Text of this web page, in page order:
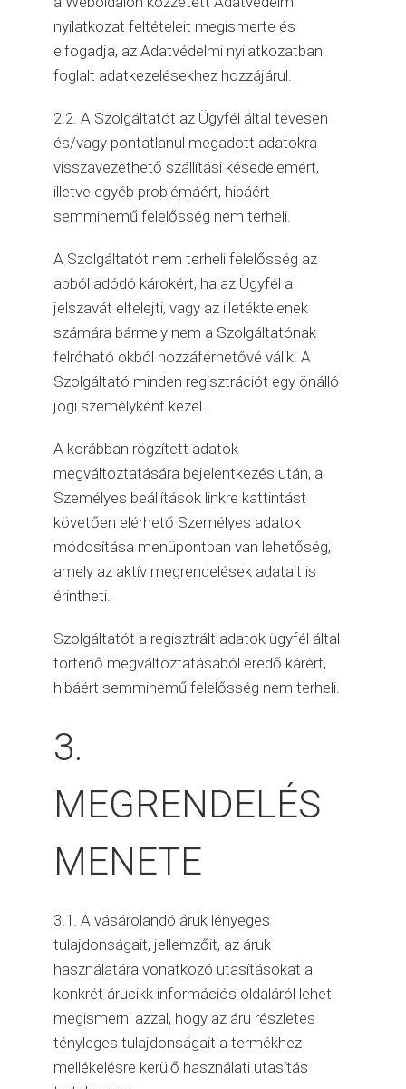
nyilatkozat feltételeit megismerte és
elfogadja, az Adatvédelmi nyilatkozatban
foglalt adatkezelésekhez hozzájárul.
2.2. A Szolgáltatót az Ügyfél által tévesen
és/vagy pontatlanul megadott adatokra
visszavezethető szállítási késedelemért,
illetve egyéb problémáért, hibáért
semminemű felelősség nem terheli.
A Szolgáltatót nem terheli felelősség az
abból adódó károkért, ha az Ügyfél a
jelszavát elfelejti, vagy az illetéktelenek
számára bármely nem a Szolgáltatónak
felróható okból hozzáférhetővé válik. A
Szolgáltató minden regisztrációt egy önálló
jogi személyként kezel.
A korábban rögzített adatok
megváltoztatására bejelentkezés után, a
Személyes beállítások linkre kattintást
követően elérhető Személyes adatok
módosítása menüpontban van lehetőség,
amely az aktív megrendelések adatait is
érintheti.
Szolgáltatót a regisztrált adatok ügyfél által
történő megváltoztatásából eredő kárért,
hibáért semminemű felelősség nem terheli.
3.
MEGRENDELÉS
MENETE
3.1. A vásárolandó áruk lényeges
tulajdonságait, jellemzőit, az áruk
használatára vonatkozó utasításokat a
konkrét árucikk információs oldaláról lehet
megismerni azzal, hogy az áru részletes
tényleges tulajdonságait a termékhez
mellékelésre kerülő használati utasítás